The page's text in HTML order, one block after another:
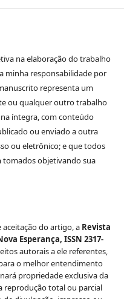
na elaboração do trabalho
minha responsabilidade por
representa um
ou qualquer outro trabalho
íntegra, com conteúdo
ou enviado a outra
ou eletrônico; e que todos
tomados objetivando sua
aceitação do artigo, a Revista
Esperança, ISSN 2317-
autorais a ele referentes,
o melhor entendimento
propriedade exclusiva da
reprodução total ou parcial